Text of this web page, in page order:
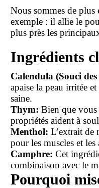
Nous sommes de
exemple : il allie le
plus près les
Ingrédients
Calendula (Souci
apaise la peau irritée
saine.
Thym: Bien que vous
propriétés aident à
Menthol: L’extrait de
pour les muscles et
Camphre: Cet
combinaison avec le
Pourquoi